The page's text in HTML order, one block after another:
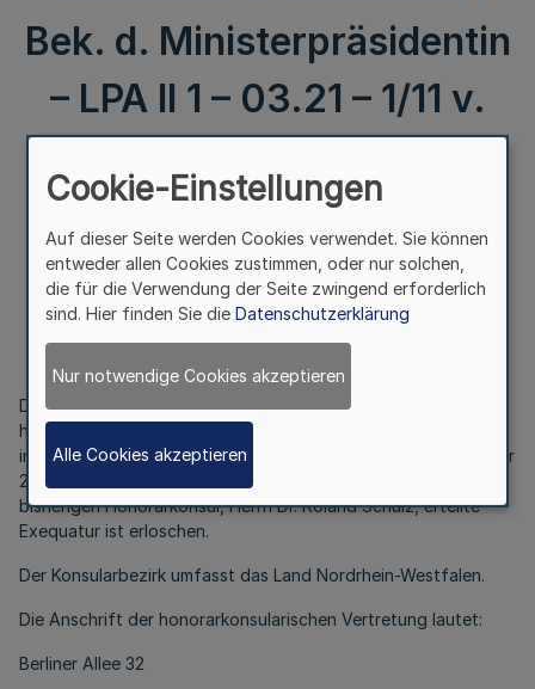
Bek. d. Ministerpräsidentin
– LPA II 1 – 03.21 – 1/11 v.
Honorarkonsularische Vertretung des Königreichs
Schweden
in Düsseldorf
Die Bundesregierung hat dem zum Leiter der
honorarkonsularischen Vertretung des Königreichs Schweden
in Düsseldorf ernannten Herrn Dr. Kai Gruner am 23. September
2011 das Exequatur als Honorarkonsul erteilt. Das dem
bisherigen Honorarkonsul, Herrn Dr. Roland Schulz, erteilte
Exequatur ist erloschen.
Der Konsularbezirk umfasst das Land Nordrhein-Westfalen.
Die Anschrift der honorarkonsularischen Vertretung lautet:
Berliner Allee 32
Cookie-Einstellungen
Auf dieser Seite werden Cookies verwendet. Sie können
entweder allen Cookies zustimmen, oder nur solchen,
die für die Verwendung der Seite zwingend erforderlich
sind. Hier finden Sie die Datenschutzerklärung
Nur notwendige Cookies akzeptieren
Alle Cookies akzeptieren